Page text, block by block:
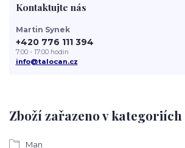
Zboží zařazeno v kategoriích
Man
Kontaktujte nás
Martin Synek
+420 776 111 394
7:00 - 17:00 hodin
info@talocan.cz